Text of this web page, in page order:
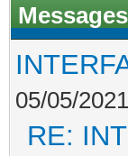
05/05/
RE: